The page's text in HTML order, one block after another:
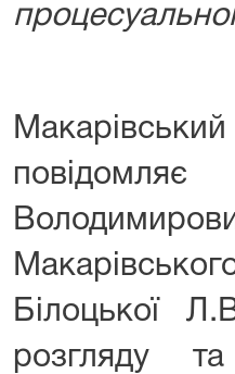
Білоцької
розгляду